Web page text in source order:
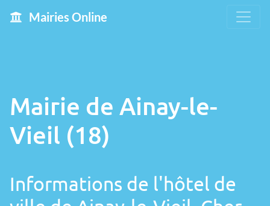
Mairies Online
Mairie de Ainay-le-
Vieil (18)
Informations de l'hôtel de